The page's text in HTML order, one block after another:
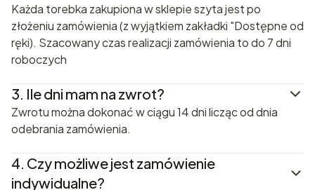
Każda torebka zakupiona w sklepie szyta jest po
złożeniu zamówienia (z wyjątkiem zakładki "Dostępne od
ręki). Szacowany czas realizacji zamówienia to do 7 dni
roboczych
3. Ile dni mam na zwrot?
Zwrotu można dokonać w ciągu 14 dni licząc od dnia
odebrania zamówienia.
4. Czy możliwe jest zamówienie
indywidualne?